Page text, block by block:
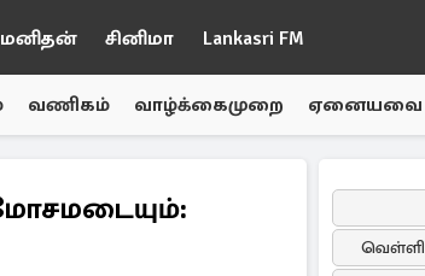
மனிதன் சினிமா Lankasri FM
வணிகம் வாழ்க்கைமுறை ஏனையவை
வெள்ளி